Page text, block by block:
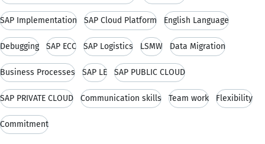
SAP Implementation SAP Cloud Platform English Language
Debugging SAP ECC SAP Logistics LSMW Data Migration
Business Processes SAP LE SAP PUBLIC CLOUD
SAP PRIVATE CLOUD Communication skills Team work Flexibility
Commitment